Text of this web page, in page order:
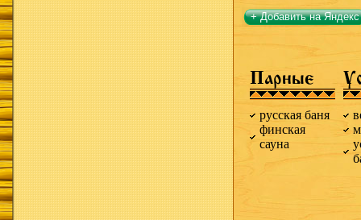
+ Добавить на Яндекс
Парные
русская баня
финская
сауна